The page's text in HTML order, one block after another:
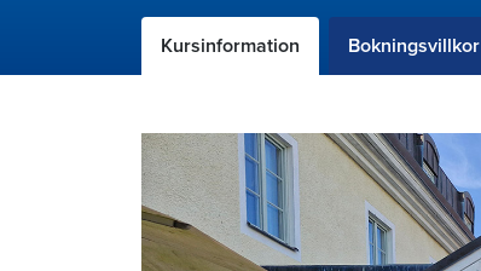
Kursinformation Bokningsvillkor